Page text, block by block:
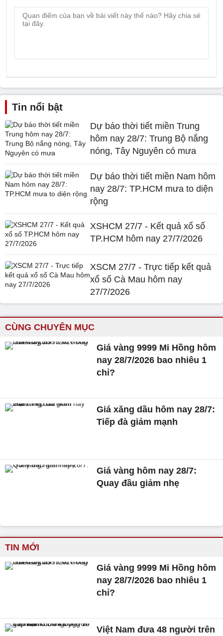
Tin nổi bật
Dự báo thời tiết miền Trung
hôm nay 28/7: Trung Bộ nắng
nóng, Tây Nguyên có mưa
Dự báo thời tiết miền Nam hôm
nay 28/7: TP.HCM mưa to diện
rộng
XSHCM 27/7 - Kết quả xổ số
TP.HCM hôm nay 27/7/2026
XSCM 27/7 - Trực tiếp kết quả
xổ số Cà Mau hôm nay
27/7/2026
CÙNG CHUYÊN MỤC
Giá vàng 9999 Mi Hồng hôm
nay 28/7/2026 bao nhiêu 1
chỉ?
Giá xăng dầu hôm nay 28/7:
Tiếp đà giảm mạnh
Giá vàng hôm nay 28/7:
Quay đầu giảm nhẹ
TIN MỚI
Giá vàng 9999 Mi Hồng hôm
nay 28/7/2026 bao nhiêu 1
chỉ?
Việt Nam đưa 48 người trên